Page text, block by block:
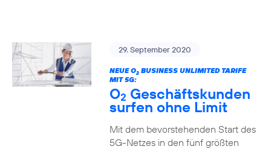
29. September 2020
NEUE O2BUSINESS UNLIMITED TARIFE
MIT 5G:
O2 Geschäftskunden
surfen ohne Limit
Mit dem bevorstehenden Start des
5G-Netzes in den fünf größten